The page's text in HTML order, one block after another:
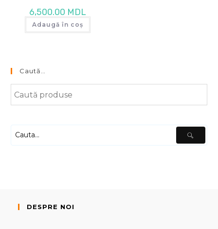
6,500.00 MDL
Adaugă în coș
Caută…
DESPRE NOI